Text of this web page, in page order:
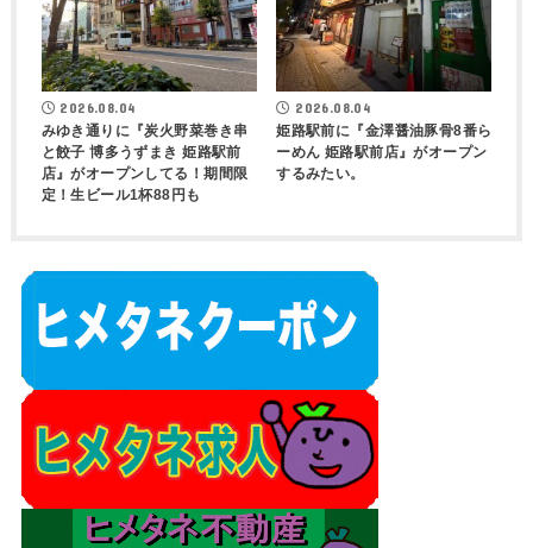
2026.08.04
みゆき通りに『炭火野菜巻き串
と餃子 博多うずまき 姫路駅前
店』がオープンしてる！期間限
定！生ビール1杯88円も
2026.08.04
姫路駅前に『金澤醤油豚骨8番ら
ーめん 姫路駅前店』がオープン
するみたい。